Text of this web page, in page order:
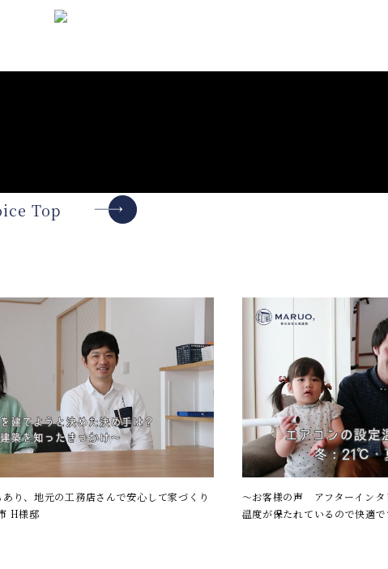
Top
り、地元の工務店さんで安心して家づくり
H様邸
～お客様の声 アフターイン
温度が保たれているので快